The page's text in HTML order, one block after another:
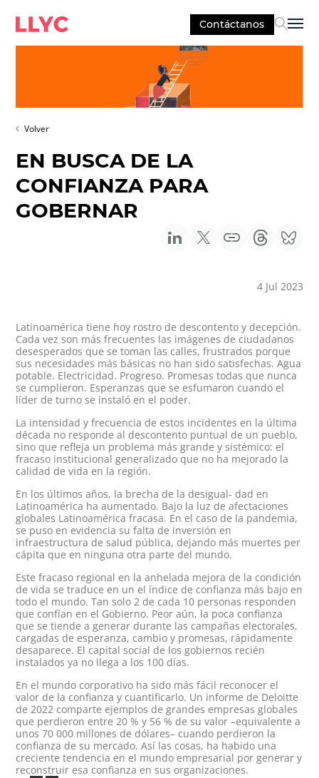
Contáctanos
Volver
EN BUSCA DE LA
CONFIANZA PARA
GOBERNAR
4 Jul 2023
Latinoamérica tiene hoy rostro de descontento y decepción.
Cada vez son más frecuentes las imágenes de ciudadanos
desesperados que se toman las calles, frustrados porque
sus necesidades más básicas no han sido satisfechas. Agua
potable. Electricidad. Progreso. Promesas todas que nunca
se cumplieron. Esperanzas que se esfumaron cuando el
líder de turno se instaló en el poder.
La intensidad y frecuencia de estos incidentes en la última
década no responde al descontento puntual de un pueblo,
sino que refleja un problema más grande y sistémico: el
fracaso institucional generalizado que no ha mejorado la
calidad de vida en la región.
En los últimos años, la brecha de la desigual- dad en
Latinoamérica ha aumentado. Bajo la luz de afectaciones
globales Latinoamérica fracasa. En el caso de la pandemia,
se puso en evidencia su falta de inversión en
infraestructura de salud pública, dejando más muertes per
cápita que en ninguna otra parte del mundo.
Este fracaso regional en la anhelada mejora de la condición
de vida se traduce en un el índice de confianza más bajo en
todo el mundo. Tan solo 2 de cada 10 personas responden
que confían en el Gobierno. Peor aún, la poca confianza
que se tiende a generar durante las campañas electorales,
cargadas de esperanza, cambio y promesas, rápidamente
desaparece. El capital social de los gobiernos recién
instalados ya no llega a los 100 días.
En el mundo corporativo ha sido más fácil reconocer el
valor de la confianza y cuantificarlo. Un informe de Deloitte
de 2022 comparte ejemplos de grandes empresas globales
que perdieron entre 20 % y 56 % de su valor –equivalente a
unos 70 000 millones de dólares– cuando perdieron la
confianza de su mercado. Así las cosas, ha habido una
creciente tendencia en el mundo empresarial por generar y
reconstruir esa confianza en sus organizaciones.